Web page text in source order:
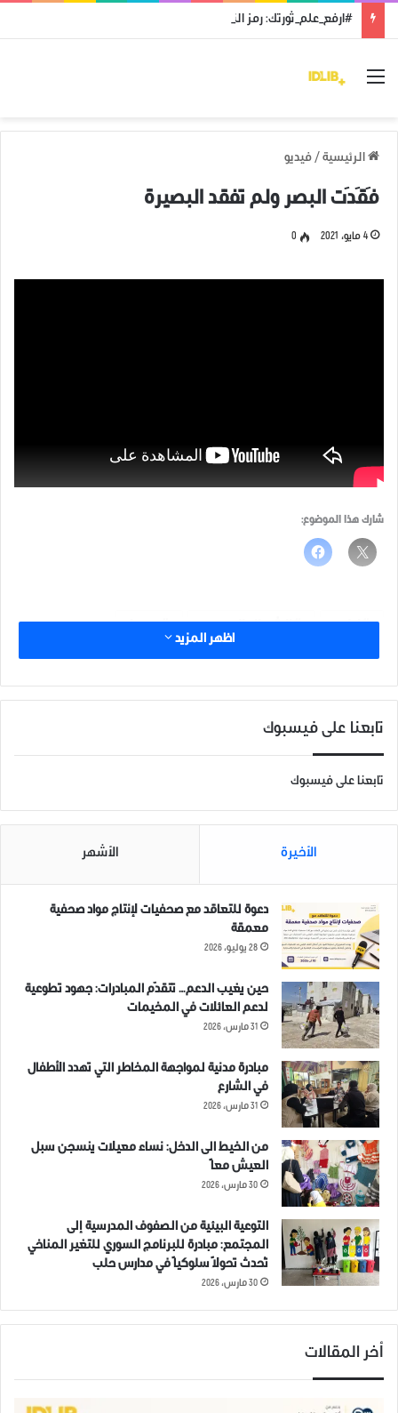
#ارفع_علم_ثورتك: رمز النضال ووحدة الهدف
القائمة
الرئيسية / فيديو
فَقَدَت البصر ولم تفقد البصيرة
4 مايو، 2021 0
شارك هذا الموضوع:
اظهر المزيد
تابعنا على فيسبوك
تابعنا على فيسبوك
الأخيرة الأشهر
دعوة للتعاقد مع صحفيات لإنتاج مواد صحفية
معمقة
28 يوليو، 2026
حين يغيب الدعم… تتقدّم المبادرات: جهود تطوعية
لدعم العائلات في المخيمات
31 مارس، 2026
مبادرة مدنية لمواجهة المخاطر التي تهدد الأطفال
في الشارع
31 مارس، 2026
من الخيط الى الدخل: نساء معيلات ينسجن سبل
العيش معاً
30 مارس، 2026
التوعية البيئية من الصفوف المدرسية إلى
المجتمع: مبادرة للبرنامج السوري للتغير المناخي
تُحدث تحولاً سلوكياً في مدارس حلب
30 مارس، 2026
أخر المقالات